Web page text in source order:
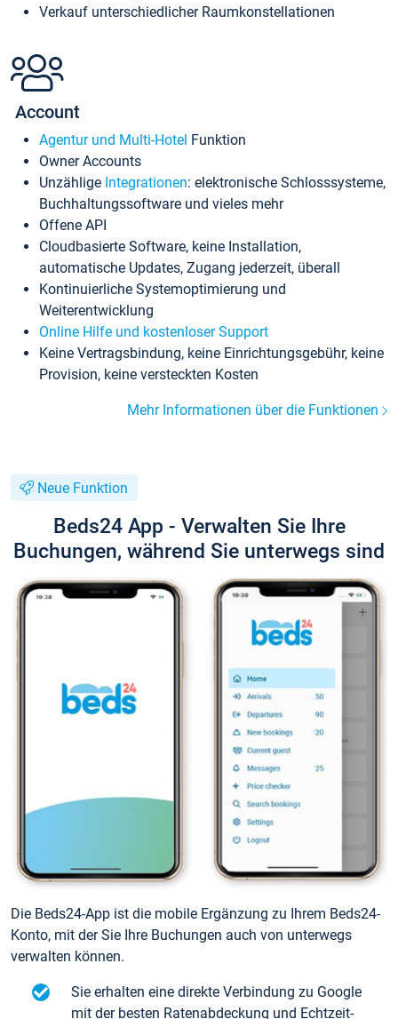
Verkauf unterschiedlicher Raumkonstellationen
Account
Agentur und Multi-Hotel Funktion
Owner Accounts
Unzählige Integrationen: elektronische Schlosssysteme,
Buchhaltungssoftware und vieles mehr
Offene API
Cloudbasierte Software, keine Installation,
automatische Updates, Zugang jederzeit, überall
Kontinuierliche Systemoptimierung und
Weiterentwicklung
Online Hilfe und kostenloser Support
Keine Vertragsbindung, keine Einrichtungsgebühr, keine
Provision, keine versteckten Kosten
Mehr Informationen über die Funktionen
Neue Funktion
Beds24 App - Verwalten Sie Ihre
Buchungen, während Sie unterwegs sind
Die Beds24-App ist die mobile Ergänzung zu Ihrem Beds24-
Konto, mit der Sie Ihre Buchungen auch von unterwegs
verwalten können.
Sie erhalten eine direkte Verbindung zu Google
mit der besten Ratenabdeckung und Echtzeit-